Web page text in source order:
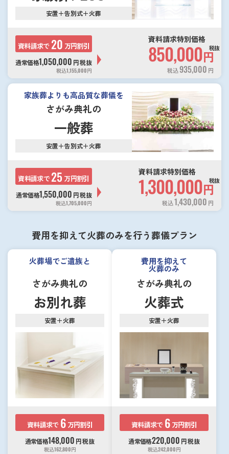
安置＋告別式＋火葬
資料請求で 20 万円割引
通常価格1,050,000 円税抜
税込1,155,000円
資料請求特別価格
850,000円
税抜
税込935,000 円
家族葬よりも高品質な葬儀を
さがみ典礼の
一般葬
安置＋告別式＋火葬
資料請求で 25 万円割引
通常価格1,550,000 円税抜
税込1,705,000円
資料請求特別価格
1,300,000円
税抜
税込1,430,000 円
費用を抑えて火葬のみを行う葬儀プラン
火葬場でご遺族と
さがみ典礼の
お別れ葬
安置＋火葬
資料請求で 6 万円割引
通常価格148,000 円税抜
税込162,800円
費用を抑えて
火葬のみ
さがみ典礼の
火葬式
安置＋火葬
資料請求で 6 万円割引
通常価格220,000 円税抜
税込242,000円